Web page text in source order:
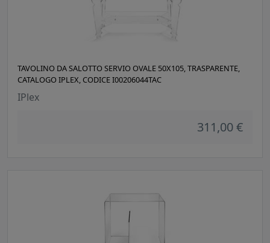
TAVOLINO DA SALOTTO SERVIO OVALE 50X105, TRASPARENTE,
CATALOGO IPLEX, CODICE I00206044TAC
IPlex
311,00 €